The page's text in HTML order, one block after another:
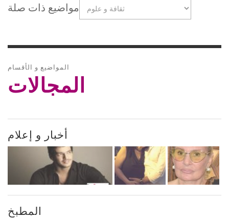
مواضيع ذات صلة
المواضيع و الأقسام
المجالات
أخبار و إعلام
المطبخ